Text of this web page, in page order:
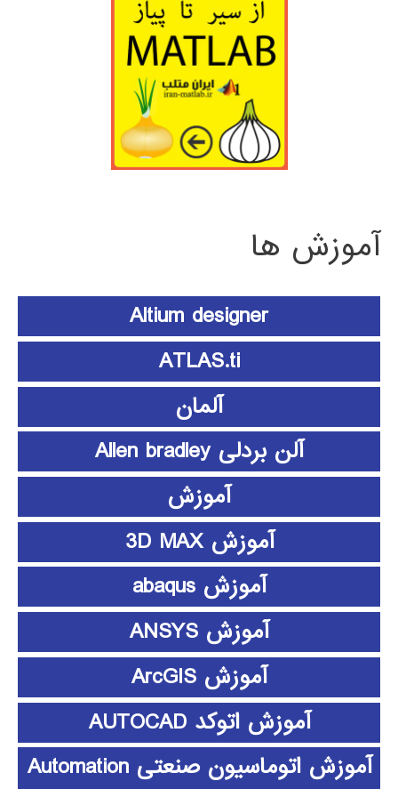
آموزش ها
Altium designer
ATLAS.ti
آلمان
آلن بردلی Allen bradley
آموزش
آموزش 3D MAX
آموزش abaqus
آموزش ANSYS
آموزش ArcGIS
آموزش اتوکد AUTOCAD
آموزش اتوماسیون صنعتی Automation